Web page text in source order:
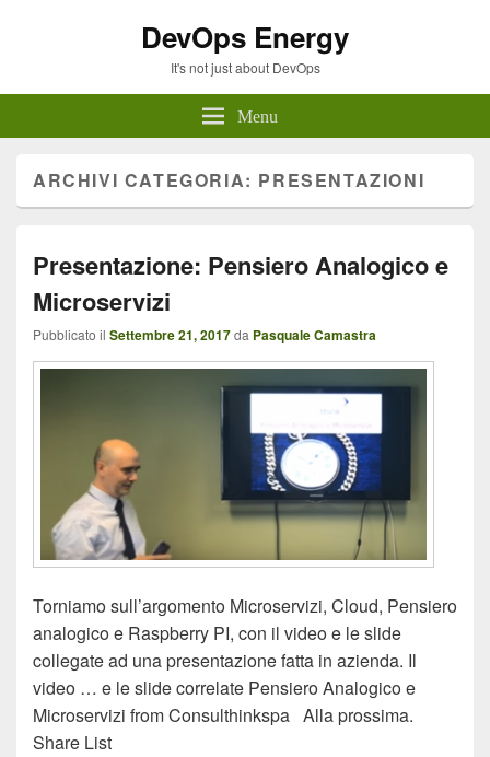
DevOps Energy
It's not just about DevOps
Menu
ARCHIVI CATEGORIA: PRESENTAZIONI
Presentazione: Pensiero Analogico e
Microservizi
Pubblicato il Settembre 21, 2017da Pasquale Camastra
Torniamo sull’argomento Microservizi, Cloud, Pensiero
analogico e Raspberry PI, con il video e le slide
collegate ad una presentazione fatta in azienda. Il
video … e le slide correlate Pensiero Analogico e
Microservizi from Consulthinkspa Alla prossima.
Share List